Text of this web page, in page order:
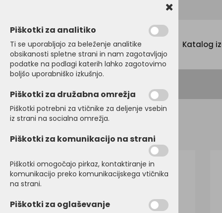
Menu Katalog
Domov BREZROKAVNIKI Flis
Piškotki za analitiko
Ti se uporabljajo za beleženje analitike
obsikanosti spletne strani in nam zagotavljajo
podatke na podlagi katerih lahko zagotovimo
boljšo uporabniško izkušnjo.
Piškotki za družabna omrežja
Piškotki potrebni za vtičnike za deljenje vsebin
iz strani na socialna omrežja.
Piškotki za komunikacijo na strani
Piškotki omogočajo pirkaz, kontaktiranje in
komunikacijo preko komunikacijskega vtičnika
na strani.
Piškotki za oglaševanje